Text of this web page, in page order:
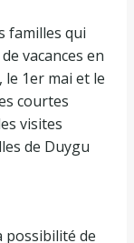
familles qui
vacances en
1er mai et le
courtes
visites
de Duygu
possibilité de